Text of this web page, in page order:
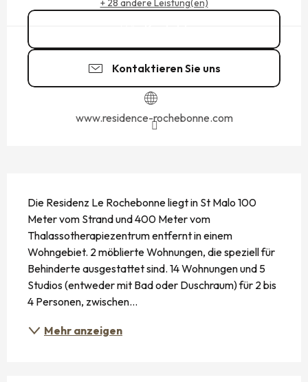
+ 28 andere Leistung(en)
Kontaktieren Sie uns
www.residence-rochebonne.com
Die Residenz Le Rochebonne liegt in St Malo 100
Meter vom Strand und 400 Meter vom
Thalassotherapiezentrum entfernt in einem
Wohngebiet. 2 möblierte Wohnungen, die speziell für
Behinderte ausgestattet sind. 14 Wohnungen und 5
Studios (entweder mit Bad oder Duschraum) für 2 bis
4 Personen, zwischen...
Mehr anzeigen